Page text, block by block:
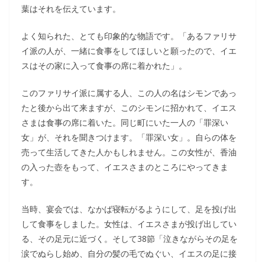
葉はそれを伝えています。
よく知られた、とても印象的な物語です。「あるファリサ
イ派の人が、一緒に食事をしてほしいと願ったので、イエ
スはその家に入って食事の席に着かれた」。
このファリサイ派に属する人、この人の名はシモンであっ
たと後から出て来ますが、このシモンに招かれて、イエス
さまは食事の席に着いた。同じ町にいた一人の「罪深い
女」が、それを聞きつけます。「罪深い女」。自らの体を
売って生活してきた人かもしれません。この女性が、香油
の入った壺をもって、イエスさまのところにやってきま
す。
当時、宴会では、なかば寝転がるようにして、足を投げ出
して食事をしました。女性は、イエスさまが投げ出してい
る、その足元に近づく。そして38節「泣きながらその足を
涙でぬらし始め、自分の髪の毛でぬぐい、イエスの足に接